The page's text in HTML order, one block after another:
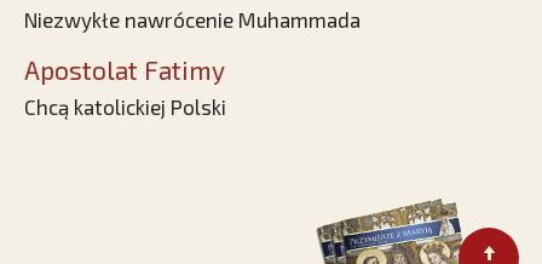
Niezwykłe nawrócenie Muhammada
Apostolat Fatimy
Chcą katolickiej Polski